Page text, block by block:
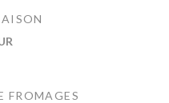
FROMAGES